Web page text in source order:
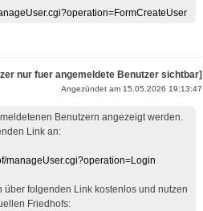
nur fuer angemeldete Benutzer sichtbar]
Angezündet am 15.05.2026 19:13:47
Benutzern angezeigt werden.
Link an:
manageUser.cgi?operation=Login
folgenden Link kostenlos und nutzen
Friedhofs: